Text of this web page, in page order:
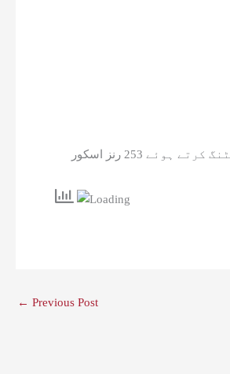
جب کہ سیمی فائنل بھارت اور انگلینڈ کے درمیان ہوا تھا جس میں انگلینڈ نے ٹاس جیت کر فیلڈنگ کا فیصلہ کیا، بھارتی ٹیم نے پہلے بیٹنگ کرتے ہوئے 253 رنز اسکور
← Previous Post